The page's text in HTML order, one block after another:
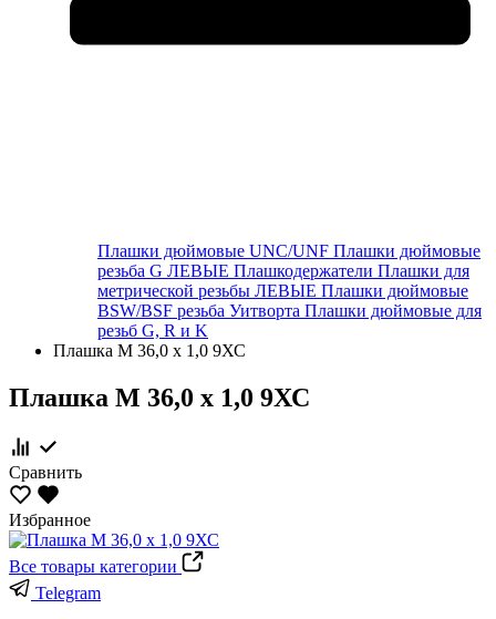
Плашки дюймовые UNC/UNF Плашки дюймовые
резьба G ЛЕВЫЕ Плашкодержатели Плашки для
метрической резьбы ЛЕВЫЕ Плашки дюймовые
BSW/BSF резьба Уитворта Плашки дюймовые для
резьб G, R и K
Плашка М 36,0 х 1,0 9ХС
Плашка М 36,0 х 1,0 9ХС
Сравнить
Избранное
Все товары категории
Telegram